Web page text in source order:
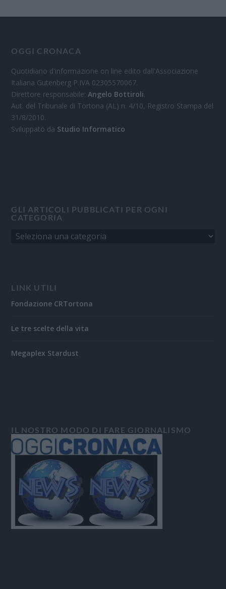
OGGI CRONACA
Quotidiano d'informazione on line edito dall'Associazione
Italiana Gutenberg P.IVA 02305570067.
Direttore responsabile:Angelo Bottiroli.
Aut. del Tribunale di Tortona (AL) n. 4/10, Registro Stampa del
31/8/2010.
Sviluppato da Studio Informatico
GLI ARTICOLI PUBBLICATI PER OGNI
CATEGORIA
LINK UTILI
Fondazione CRTortona
Le tre scelte della vita
Megaplex Stardust
IL NOSTRO MODO DI FARE GIORNALISMO